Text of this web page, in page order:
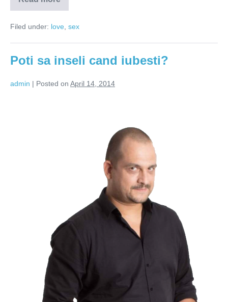
Infidelitatea
se
prin
nu
abstinenta
Filed under: love, sex
Poti sa inseli cand iubesti?
admin | Posted on April 14, 2014